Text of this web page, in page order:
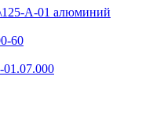
А-01 алюминий
60